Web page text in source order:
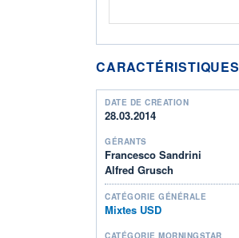
CARACTÉRISTIQUES
DATE DE CRÉATION
28.03.2014
GÉRANTS
Francesco Sandrini
Alfred Grusch
CATÉGORIE GÉNÉRALE
Mixtes USD
CATÉGORIE MORNINGSTAR